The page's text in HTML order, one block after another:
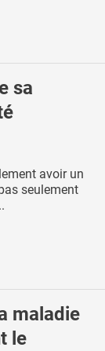
sa
avoir un
seulement
maladie
le